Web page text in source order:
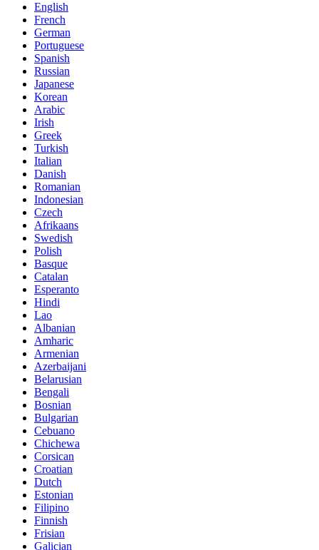
English
French
German
Portuguese
Spanish
Russian
Japanese
Korean
Arabic
Irish
Greek
Turkish
Italian
Danish
Romanian
Indonesian
Czech
Afrikaans
Swedish
Polish
Basque
Catalan
Esperanto
Hindi
Lao
Albanian
Amharic
Armenian
Azerbaijani
Belarusian
Bengali
Bosnian
Bulgarian
Cebuano
Chichewa
Corsican
Croatian
Dutch
Estonian
Filipino
Finnish
Frisian
Galician